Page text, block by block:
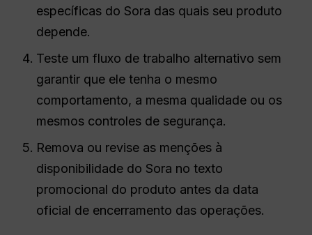
específicas do Sora das quais seu produto
depende.
Teste um fluxo de trabalho alternativo sem
garantir que ele tenha o mesmo
comportamento, a mesma qualidade ou os
mesmos controles de segurança.
Remova ou revise as menções à
disponibilidade do Sora no texto
promocional do produto antes da data
oficial de encerramento das operações.